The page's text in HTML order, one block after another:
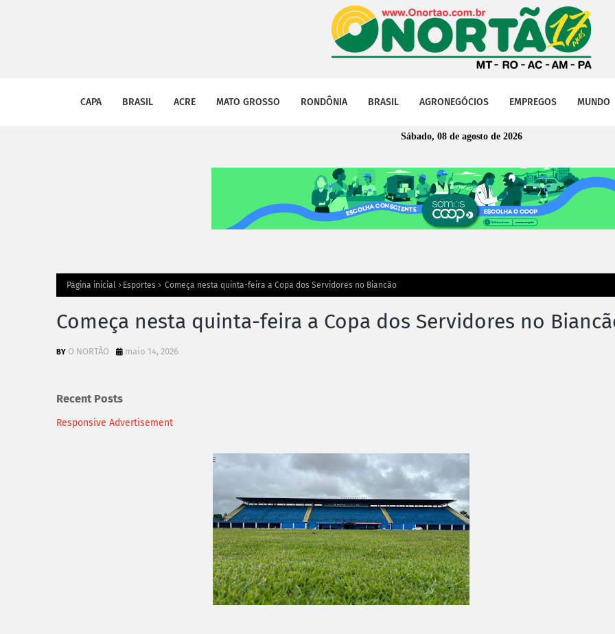
CAPA BRASIL ACRE MATO GROSSO RONDÔNIA BRASIL AGRONEGÓCIOS EMPREGOS MUNDO
Sábado, 08 de agosto de 2026
Página inicial Esportes Começa nesta quinta-feira a Copa dos Servidores no Biancão
Começa nesta quinta-feira a Copa dos Servidores no
O NORTÃO maio 14, 2026
Recent Posts
Responsive Advertisement